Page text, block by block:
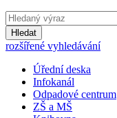
Hledat
rozšířené vyhledávání
Úřední deska
Infokanál
Odpadové centrum
ZŠ a MŠ